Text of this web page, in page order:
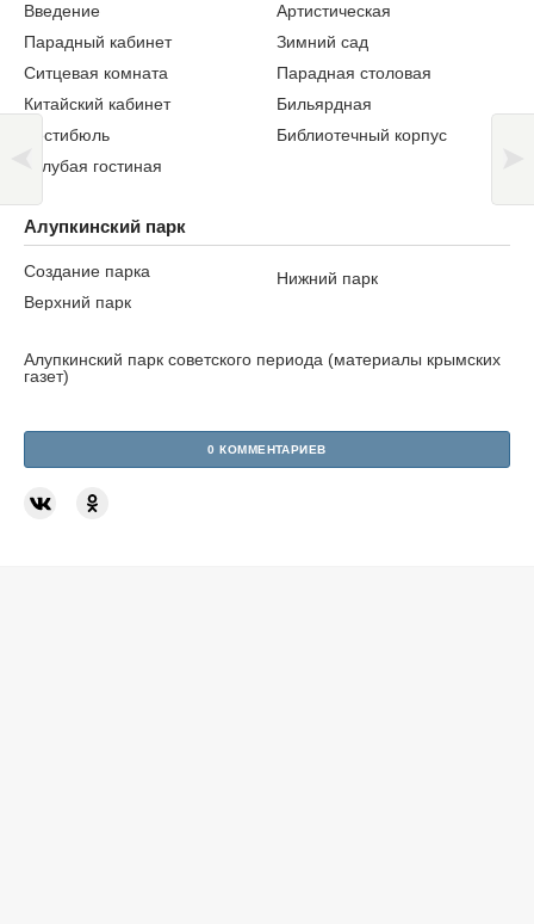
Введение
Парадный кабинет
Ситцевая комната
Китайский кабинет
Вестибюль
Голубая гостиная
Артистическая
Зимний сад
Парадная столовая
Бильярдная
Библиотечный корпус
Алупкинский парк
Создание парка
Верхний парк
Нижний парк
Алупкинский парк советского периода (материалы крымских
газет)
0 КОММЕНТАРИЕВ